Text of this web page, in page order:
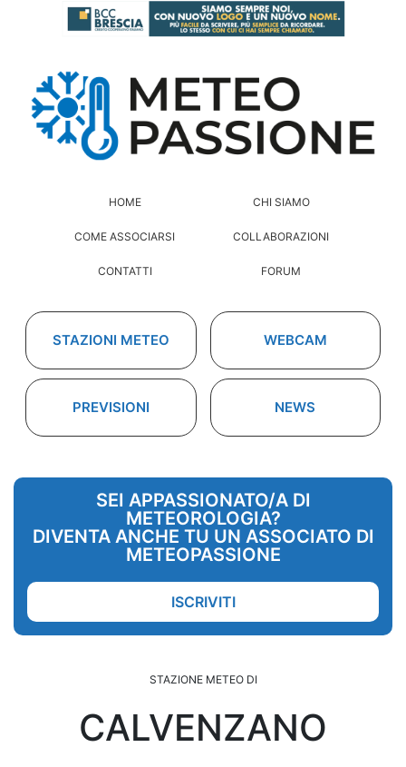
HOME CHI SIAMO
COME ASSOCIARSI COLLABORAZIONI
CONTATTI FORUM
STAZIONI METEO WEBCAM
PREVISIONI NEWS
SEI APPASSIONATO/A DI
METEOROLOGIA?
DIVENTA ANCHE TU UN ASSOCIATO DI
METEOPASSIONE
ISCRIVITI
STAZIONE METEO DI
CALVENZANO